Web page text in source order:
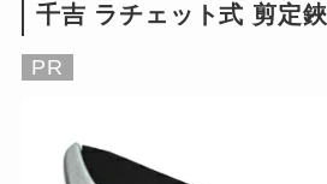
千吉 ラチェット式 剪定
PR